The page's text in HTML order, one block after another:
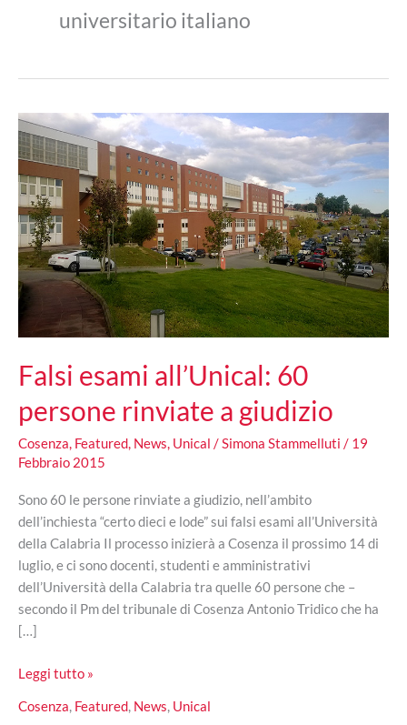
universitario italiano
Falsi esami all’Unical: 60
persone rinviate a giudizio
Cosenza, Featured, News, Unical /Simona Stammelluti / 19
Febbraio 2015
Sono 60 le persone rinviate a giudizio, nell’ambito
dell’inchiesta “certo dieci e lode” sui falsi esami all’Università
della Calabria Il processo inizierà a Cosenza il prossimo 14 di
luglio, e ci sono docenti, studenti e amministrativi
dell’Università della Calabria tra quelle 60 persone che –
secondo il Pm del tribunale di Cosenza Antonio Tridico che ha
[…]
Falsi
all’Unical:
Leggi tutto »
Cosenza, Featured, News, Unical